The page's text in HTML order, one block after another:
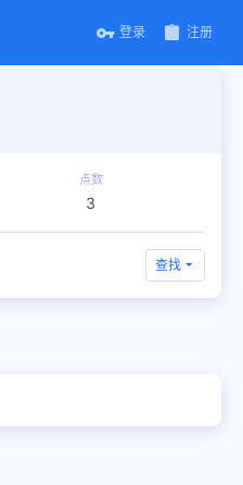
登录 注册
点数
3
查找